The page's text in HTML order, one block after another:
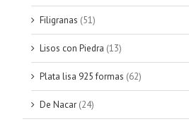
Filigranas (51)
Lisos con Piedra (13)
Plata lisa 925 formas (62)
De Nacar (24)